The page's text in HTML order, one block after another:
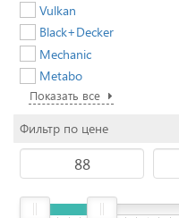
Vulkan
Black+Decker
Mechanic
Metabo
Показать все
Фильтр по цене